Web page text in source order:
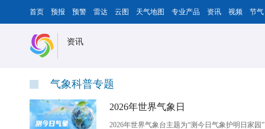
首页 预报 预警 雷达 云图 天气地图 专业产品 资讯 视频 节气
资讯
气象科普专题
2026年世界气象日
2026年世界气象台主题为“测今日气象护明日家园